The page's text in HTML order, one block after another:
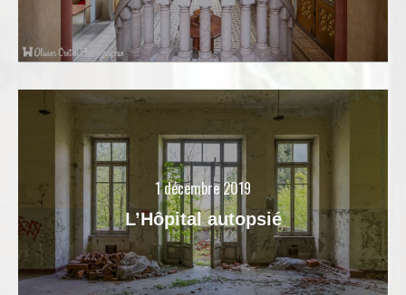
1 décembre 2019
L’Hôpital autopsié